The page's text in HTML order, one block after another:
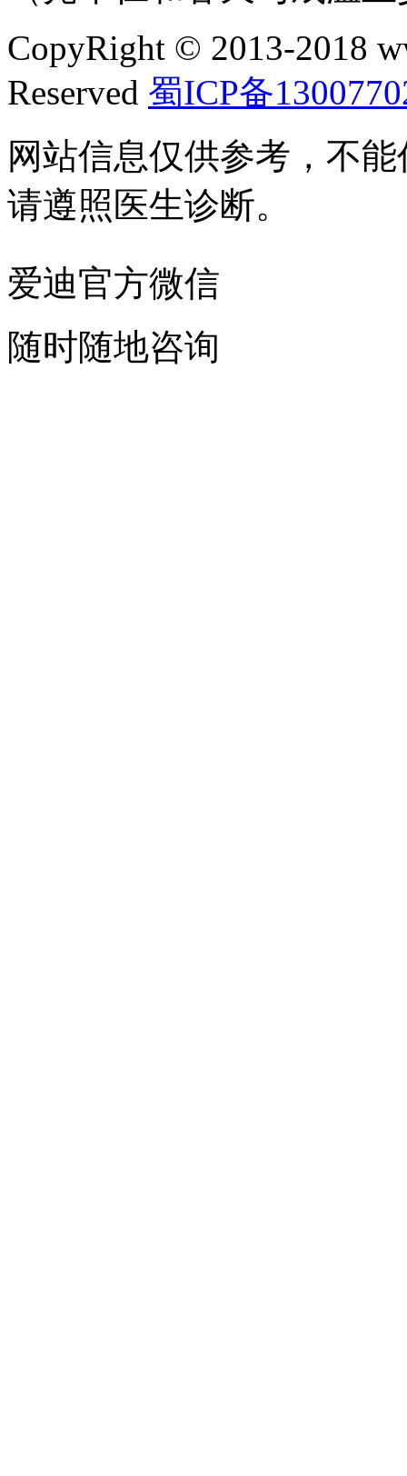
CopyRight © 2013-2018
Reserved 蜀ICP备
网站信息仅供参考，不
请遵照医生诊断。
爱迪官方微信
随时随地咨询